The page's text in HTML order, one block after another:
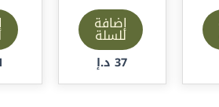
إضافة
للسلة
37 د.إ